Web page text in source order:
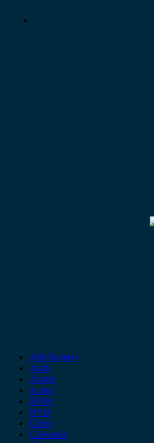
Alfa Romeo
Audi
Austin
Acura
BMW
BYD
Chery
Chevrolet